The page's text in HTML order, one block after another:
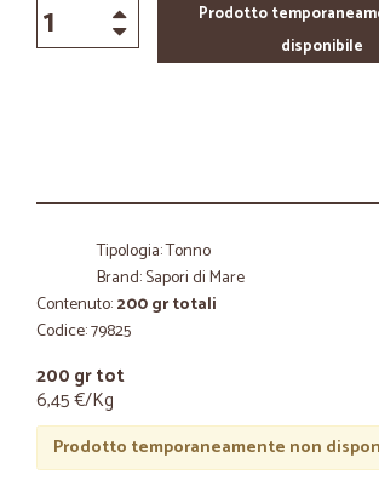
Prodotto
disponibile
Tipologia: Tonno
Brand: Sapori di Mare
Contenuto:200 gr totali
Codice: 79825
200 gr tot
6,45 €/Kg
Prodotto temporaneamente non